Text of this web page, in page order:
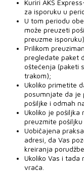
Kuriri AKS
za isporuku u
U tom periodu
može preuzeti
preuzme
Prilikom
pregledate paket
oštećenja (paketi
trakom);
Ukoliko primetite
posumnjate da je
pošiljke i odmah
Ukoliko je pošiljka
preuzmite
Uobičajena
adresi, da Vas
kreiranja
Ukoliko Vas i
vraća.